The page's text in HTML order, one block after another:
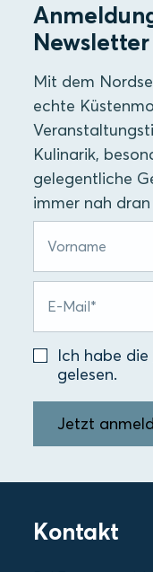
Newsletter
Mit dem
echte
Kulinarik,
gelegentliche
immer nah
Ich habe die
gelesen.
Jetzt
Kontakt